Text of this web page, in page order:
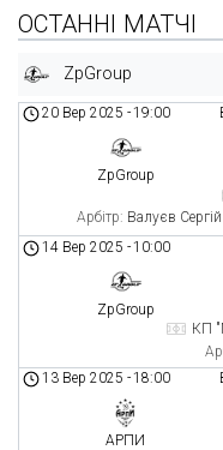
ОСТАННІ МАТЧІ
ZpGroup
20 Вер 2025 -19:00
ZpGroup
Арбітр: Валуєв Сергій
14 Вер 2025 -10:00
ZpGroup
КП
13 Вер 2025 -18:00
АРПИ